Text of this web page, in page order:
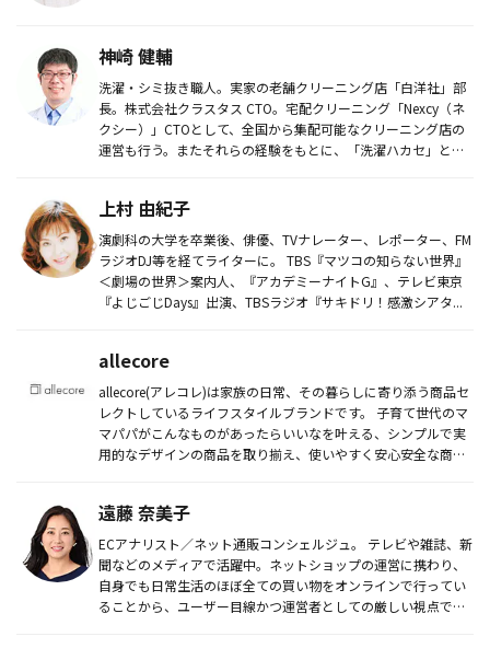
神崎 健輔
洗濯・シミ抜き職人。実家の老舗クリーニング店「白洋社」部
長。株式会社クラスタス CTO。宅配クリーニング「Nexcy（ネ
クシー）」CTOとして、全国から集配可能なクリーニング店の
運営も行う。またそれらの経験をもとに、「洗濯ハカセ」とし
上村 由紀子
演劇科の大学を卒業後、俳優、TVナレーター、レポーター、FM
ラジオDJ等を経てライターに。 TBS『マツコの知らない世界』
＜劇場の世界＞案内人、『アカデミーナイトG』、テレビ東京
『よじごじDays』出演、TBSラジオ『サキドリ！感激シアタ...
allecore
allecore(アレコレ)は家族の日常、その暮らしに寄り添う商品セ
レクトしているライフスタイルブランドです。 子育て世代のマ
マパパがこんなものがあったらいいなを叶える、シンプルで実
用的なデザインの商品を取り揃え、使いやすく安心安全な商
遠藤 奈美子
ECアナリスト／ネット通販コンシェルジュ。 テレビや雑誌、新
聞などのメディアで活躍中。ネットショップの運営に携わり、
自身でも日常生活のほぼ全ての買い物をオンラインで行ってい
ることから、ユーザー目線かつ運営者としての厳しい視点で情